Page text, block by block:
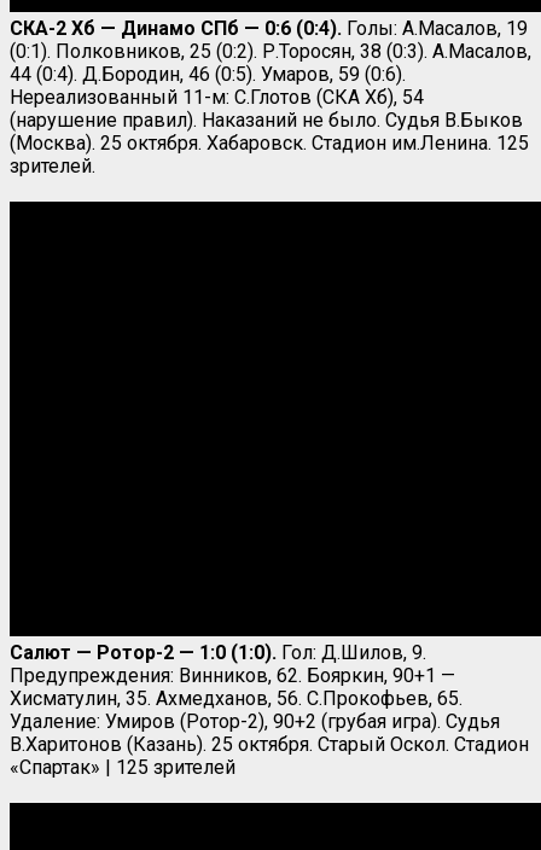
СКА-2 Хб — Динамо СПб — 0:6 (0:4). Голы: А.Масалов, 19
(0:1). Полковников, 25 (0:2). Р.Торосян, 38 (0:3). А.Масалов,
44 (0:4). Д.Бородин, 46 (0:5). Умаров, 59 (0:6).
Нереализованный 11-м: С.Глотов (СКА Хб), 54
(нарушение правил). Наказаний не было. Судья В.Быков
(Москва). 25 октября. Хабаровск. Стадион им.Ленина. 125
зрителей.
Салют — Ротор-2 — 1:0 (1:0). Гол: Д.Шилов, 9.
Предупреждения: Винников, 62. Бояркин, 90+1 —
Хисматулин, 35. Ахмедханов, 56. С.Прокофьев, 65.
Удаление: Умиров (Ротор-2), 90+2 (грубая игра). Судья
В.Харитонов (Казань). 25 октября. Старый Оскол. Стадион
«Спартак» | 125 зрителей